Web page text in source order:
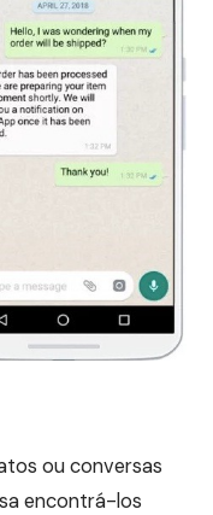
ou conversas
encontrá-los